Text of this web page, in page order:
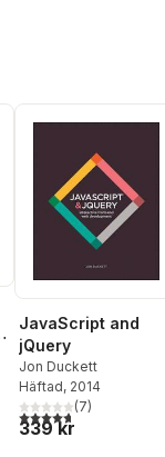
antal röster:
JavaScript and
jQuery
Jon Duckett
Häftad, 2014
4,7utav 5 stjärnor.
(7)
339 kr